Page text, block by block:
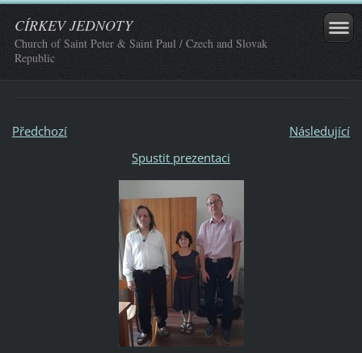
CÍRKEV JEDNOTY
Church of Saint Peter & Saint Paul / Czech and Slovak
Republic
Předchozí
Následující
Spustit prezentaci